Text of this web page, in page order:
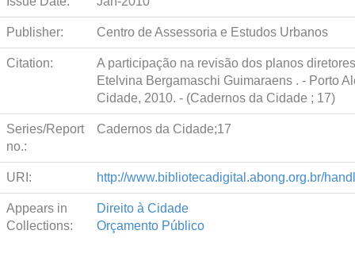
Publisher: Centro de Assessoria e Estudos Urbanos
Citation:
A participação na revisão dos planos
Etelvina Bergamaschi Guimaraens . - Porto
Cidade, 2010. - (Cadernos da Cidade ; 17)
Series/Report
no.:
Cadernos da Cidade;17
URI: http://www.bibliotecadigital.abong.org.br/
Appears in
Collections:
Direito à Cidade
Orçamento Público